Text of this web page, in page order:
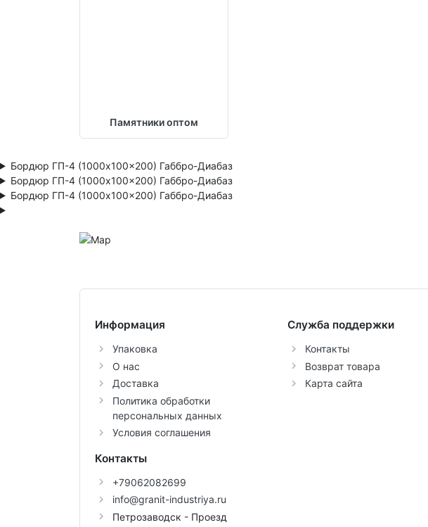
Памятники оптом
Бордюр ГП-4 (1000x100x200) Габбро-Диабаз
Бордюр ГП-4 (1000x100x200) Габбро-Диабаз
Бордюр ГП-4 (1000x100x200) Габбро-Диабаз
Информация
Упаковка
О нас
Доставка
Политика обработки
персональных данных
Условия соглашения
Служба поддержки
Контакты
Возврат товара
Карта сайта
Контакты
+79062082699
info@granit-industriya.ru
Петрозаводск - Проезд